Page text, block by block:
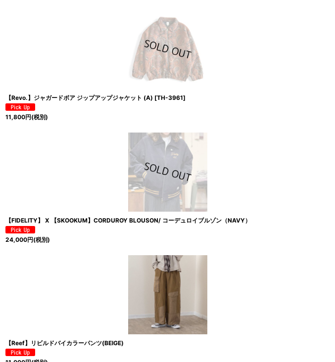
【Revo.】ジャガードボア ジップアップジャケット (A) [TH-3961]
11,800円(税別)
【FIDELITY】 X 【SKOOKUM】CORDUROY BLOUSON/ コーデュロイブルゾン（NAVY）
24,000円(税別)
【Reef】リビルドバイカラーパンツ(BEIGE)